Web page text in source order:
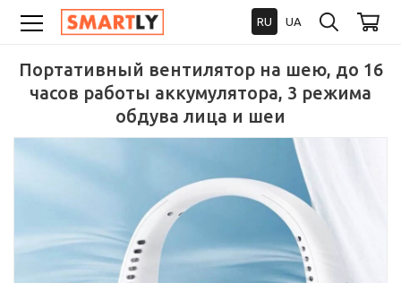
RU UA
Портативный вентилятор на шею, до 16
часов работы аккумулятора, 3 режима
обдува лица и шеи